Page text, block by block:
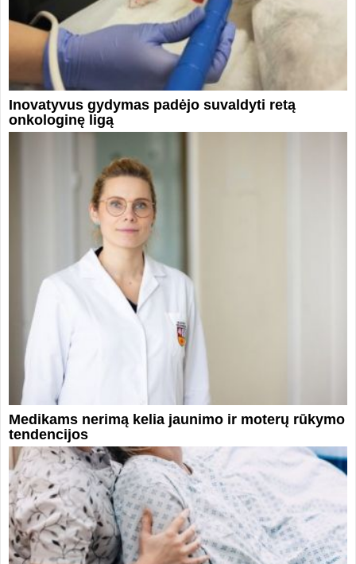
Inovatyvus gydymas padėjo suvaldyti retą
onkologinę ligą
Medikams nerimą kelia jaunimo ir moterų rūkymo
tendencijos